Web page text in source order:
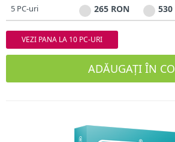
5 PC-uri 265 RON 530
VEZI PANA LA 10 PC-URI